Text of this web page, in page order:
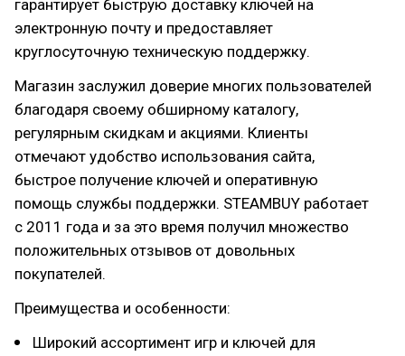
гарантирует быструю доставку ключей на
электронную почту и предоставляет
круглосуточную техническую поддержку.
Магазин заслужил доверие многих пользователей
благодаря своему обширному каталогу,
регулярным скидкам и акциями. Клиенты
отмечают удобство использования сайта,
быстрое получение ключей и оперативную
помощь службы поддержки. STEAMBUY работает
с 2011 года и за это время получил множество
положительных отзывов от довольных
покупателей.
Преимущества и особенности:
Широкий ассортимент игр и ключей для